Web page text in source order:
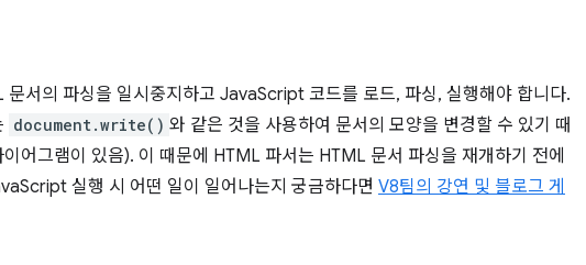
문서의 파싱을 일시중지하고 JavaScript 코드를 로드, 파싱, 실행해야 합니다.
document.write() 와 같은 것을 사용하여 문서의 모양을 변경할 수 있기 때
이어그램이 있음). 이 때문에 HTML 파서는 HTML 문서 파싱을 재개하기 전에
실행 시 어떤 일이 일어나는지 궁금하다면 V8팀의 강연 및 블로그 게